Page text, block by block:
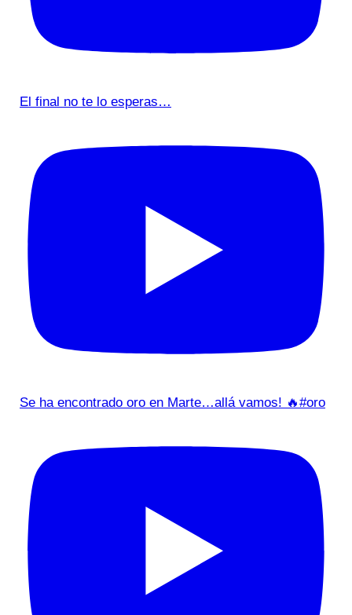
El final no te lo esperas…
Se ha encontrado oro en Marte…allá vamos! 🔥#oro